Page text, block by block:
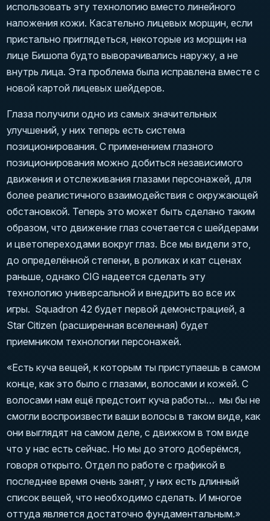
использовать эту технологию вместо линейного
наложения кожи. Касательно лицевых морщин, если
пристально приглядеться, некоторые из морщин на
лице Бишопа будто выворачивались наружу, а не
внутрь лица. Эта проблема была исправлена вместе с
новой картой лицевых шейдеров.
Глаза получили одно из самых значительных
улучшений, у них теперь есть система
позиционирования. С применением глазного
позиционирования можно добиться независимого
движения и отслеживания глазами персонажей, для
более реалистичного взаимодействия с окружающей
обстановкой. Теперь это может быть сделано таким
образом, что движение глаз сочетается с шейдерами
и цветопереходами вокруг глаз. Все мы видели это,
до определённой степени, в роликах и кат сценах
раньше, однако CIG надеется сделать эту
технологию универсальной и внедрить во все их
игры. Squadron 42 будет первой демонстрацией, а
Star Citizen (расширенная вселенная) будет
приемником технологии персонажей.
«Есть куча вещей, к которым ты приступаешь в самом
конце, как это было с глазами, волосами и кожей. С
волосами нам ещё предстоит куча работы… мы бы не
смогли воспроизвести ваши волосы в таком виде, как
они выглядят на самом деле, с движком в том виде
что у нас есть сейчас. Но мы до этого доберёмся,
говоря открыто. Отдел по работе с графикой в
последнее время очень занят, у них есть длинный
список вещей, что необходимо сделать. И многое
оттуда является достаточно фундаментальным.»